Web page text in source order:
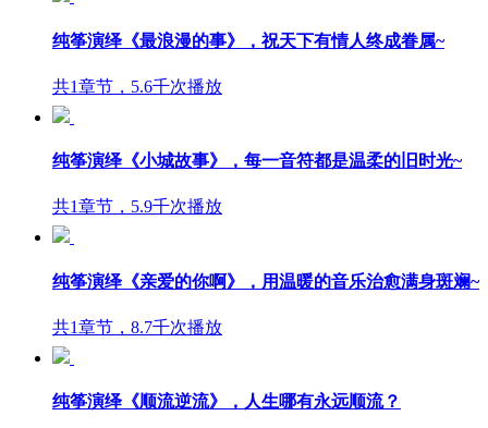
纯筝演绎《最浪漫的事》，祝天下有情人终成眷属~
共1章节，5.6千次播放
纯筝演绎《小城故事》，每一音符都是温柔的旧时光~
共1章节，5.9千次播放
纯筝演绎《亲爱的你啊》，用温暖的音乐治愈满身斑斓~
共1章节，8.7千次播放
纯筝演绎《顺流逆流》，人生哪有永远顺流？